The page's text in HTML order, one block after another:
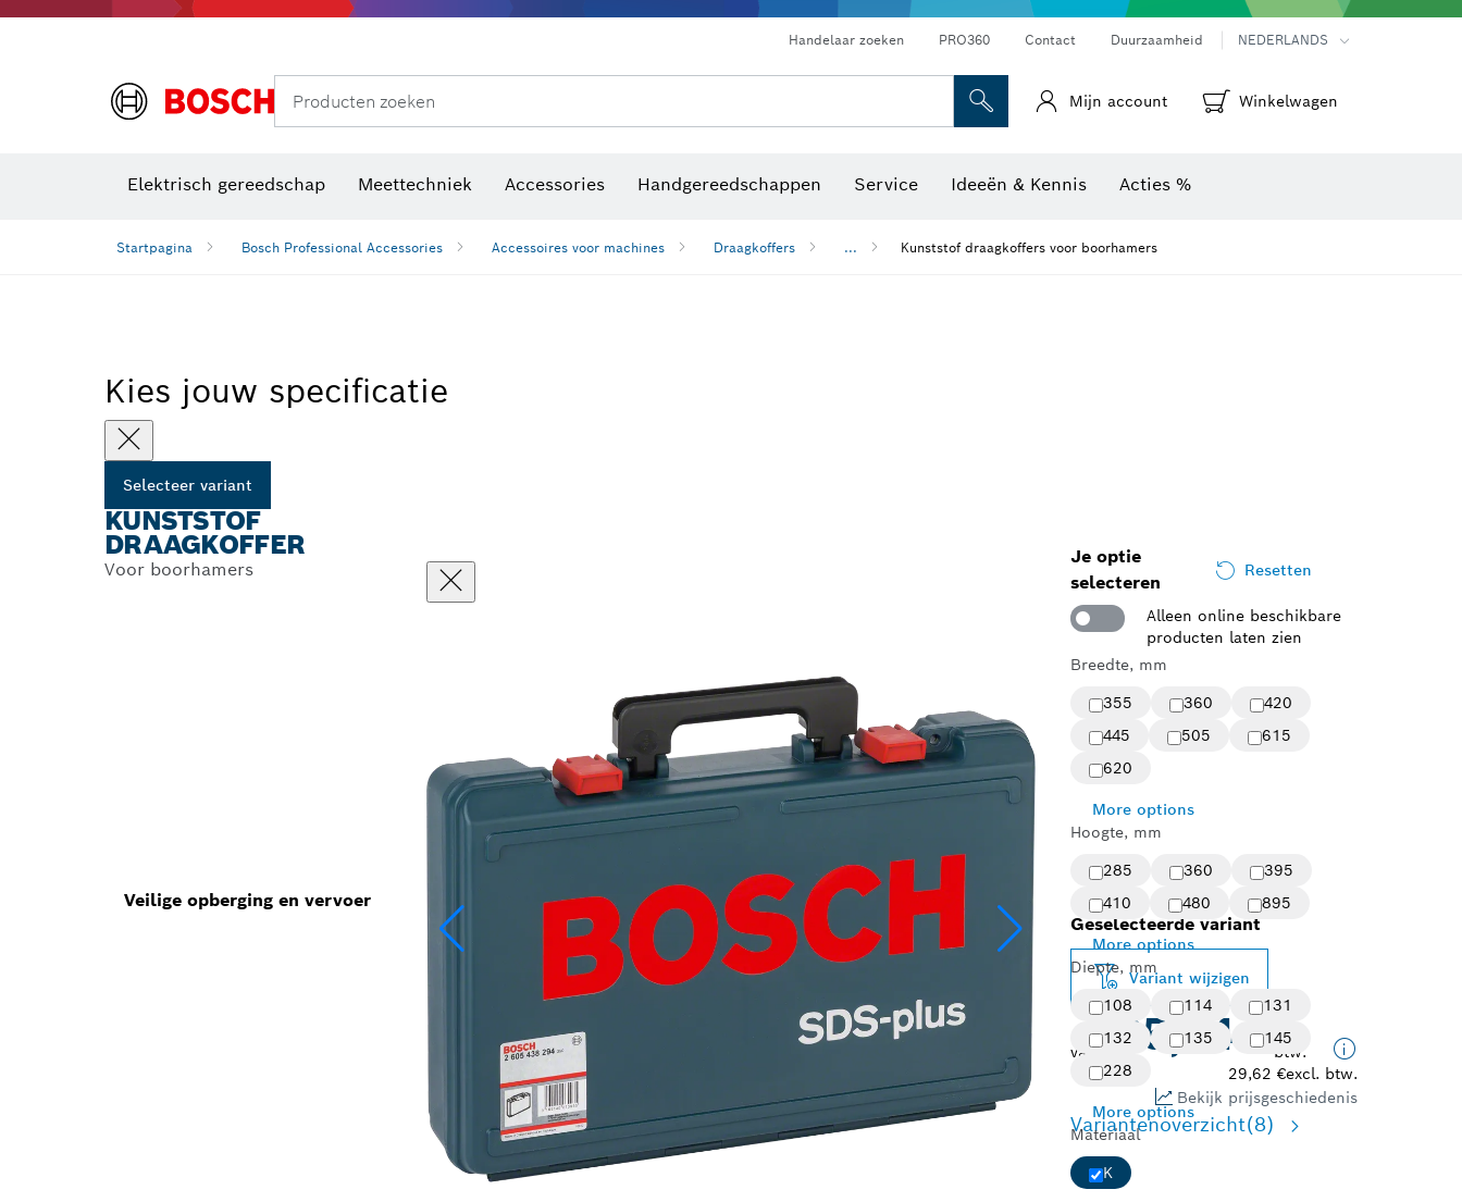
Handelaar zoeken PRO360 Contact Duurzaamheid NEDERLANDS
Producten zoeken Mijn account Winkelwagen
Elektrisch gereedschap Meettechniek Accessories Handgereedschappen Service Ideeën & Kennis Acties %
Startpagina Bosch Professional Accessories Accessoires voor machines Draagkoffers ... Kunststof draagkoffers voor boorhamers
Kies jouw specificatie
Selecteer variant
KUNSTSTOF
DRAAGKOFFER
Voor boorhamers
Veilige opberging en vervoer
Je optie
selecteren
Resetten
Alleen online beschikbare
producten laten zien
Breedte, mm
355
360
420
445
505
615
620
More options
Hoogte, mm
285
360
395
410
480 895
More options
Diepte, mm
108
114
131
132
135
145
228
More options
Materiaal
K
Geselecteerde variant
Variant wijzigen
vanaf 35,84 € incl.
btw.
29,62 €excl. btw.
Bekijk prijsgeschiedenis
Variantenoverzicht(8)